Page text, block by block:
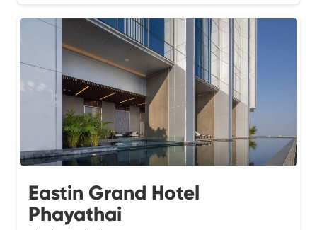
Eastin Grand Hotel
Phayathai